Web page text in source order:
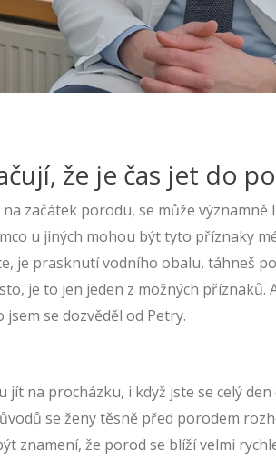
že je čas jet do
začátek porodu, se může významně
u jiných mohou být tyto příznaky
je prasknutí vodního obalu, táhneš
je to jen jeden z možných příznaků.
se dozvěděl od Petry.
na procházku, i když jste se celý den
se ženy těsně před porodem
znamení, že porod se blíží velmi